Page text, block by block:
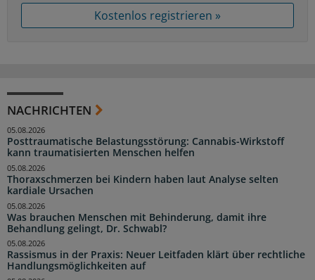
Kostenlos registrieren »
NACHRICHTEN
Posttraumatische Belastungsstörung: Cannabis-Wirkstoff
kann traumatisierten Menschen helfen
05.08.2026
Thoraxschmerzen bei Kindern haben laut Analyse selten
kardiale Ursachen
05.08.2026
Was brauchen Menschen mit Behinderung, damit ihre
Behandlung gelingt, Dr. Schwabl?
05.08.2026
Rassismus in der Praxis: Neuer Leitfaden klärt über rechtliche
Handlungsmöglichkeiten auf
05.08.2026